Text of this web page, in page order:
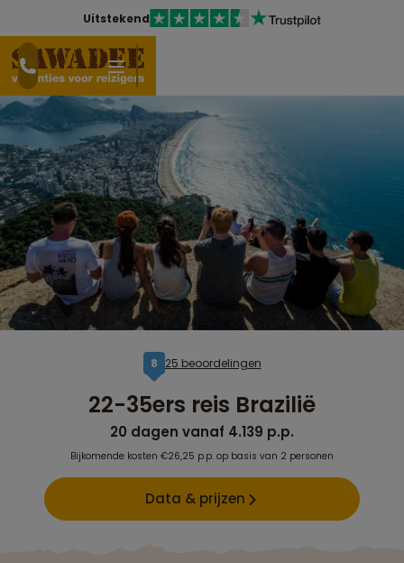
Uitstekend
8 25 beoordelingen
22-35ers reis Brazilië
20 dagen vanaf 4.139 p.p.
Bijkomende kosten €26,25 p.p. op basis van 2 personen
Data & prijzen